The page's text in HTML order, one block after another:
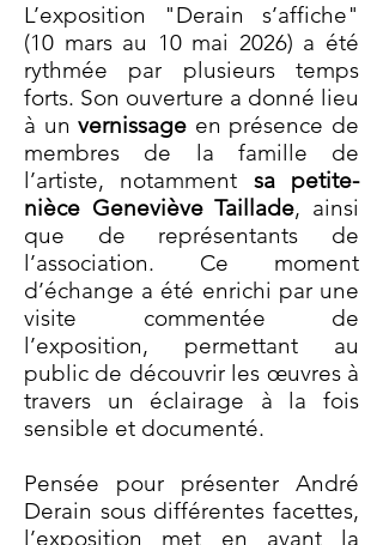
L’exposition "Derain s’affiche"
(10 mars au 10 mai 2026) a été
rythmée par plusieurs temps
forts. Son ouverture a donné lieu
à unvernissage en présence de
membres de la famille de
l’artiste, notamment sa petite-
nièce Geneviève Taillade, ainsi
que de représentants de
l’association. Ce moment
d’échange a été enrichi par une
visite commentée de
l’exposition, permettant au
public de découvrir les œuvres à
travers un éclairage à la fois
sensible et documenté.
Pensée pour présenter André
Derain sous différentes facettes,
l’exposition met en avant la